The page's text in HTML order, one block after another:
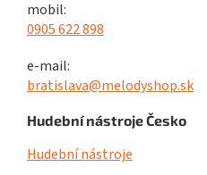
mobil:
0905 622 898
e-mail:
bratislava@melodyshop.sk
Hudební nástroje Česko
Hudební nástroje